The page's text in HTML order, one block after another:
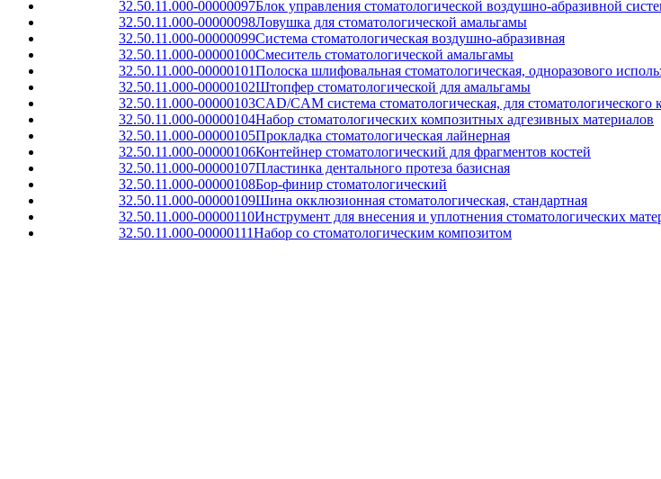
32.50.11.000-00000097Блок управления стоматологической воздушно-абразивной
32.50.11.000-00000098Ловушка для стоматологической амальгамы
32.50.11.000-00000099Система стоматологическая воздушно-абразивная
32.50.11.000-00000100Смеситель стоматологической амальгамы
32.50.11.000-00000101Полоска шлифовальная стоматологическая, одноразового
32.50.11.000-00000102Штопфер стоматологической для амальгамы
32.50.11.000-00000103CAD/CAM система стоматологическая, для стоматологического
32.50.11.000-00000104Набор стоматологических композитных адгезивных материалов
32.50.11.000-00000105Прокладка стоматологическая лайнерная
32.50.11.000-00000106Контейнер стоматологический для фрагментов костей
32.50.11.000-00000107Пластинка дентального протеза базисная
32.50.11.000-00000108Бор-финир стоматологический
32.50.11.000-00000109Шина окклюзионная стоматологическая, стандартная
32.50.11.000-00000110Инструмент для внесения и уплотнения стоматологических
32.50.11.000-00000111Набор со стоматологическим композитом